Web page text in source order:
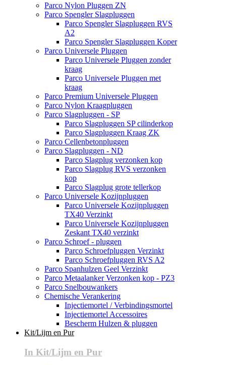
Parco Nylon Pluggen ZN
Parco Spengler Slagpluggen
Parco Spengler Slagpluggen RVS
A2
Parco Spengler Slagpluggen Koper
Parco Universele Pluggen
Parco Universele Pluggen zonder
kraag
Parco Universele Pluggen met
kraag
Parco Premium Universele Pluggen
Parco Nylon Kraagpluggen
Parco Slagpluggen - SP
Parco Slagpluggen SP cilinderkop
Parco Slagpluggen Kraag ZK
Parco Cellenbetonpluggen
Parco Slagpluggen - ND
Parco Slagplug verzonken kop
Parco Slagplug RVS verzonken
kop
Parco Slagplug grote tellerkop
Parco Universele Kozijnpluggen
Parco Universele Kozijnpluggen
TX40 Verzinkt
Parco Universele Kozijnpluggen
Zeskant TX40 verzinkt
Parco Schroef - pluggen
Parco Schroefpluggen Verzinkt
Parco Schroefpluggen RVS A2
Parco Spanhulzen Geel Verzinkt
Parco Metaalanker Verzonken kop - PZ3
Parco Snelbouwankers
Chemische Verankering
Injectiemortel / Verbindingsmortel
Injectiemortel Accessoires
Bescherm Hulzen & pluggen
Kit/Lijm en Pur
In Kit/Lijm en Pur